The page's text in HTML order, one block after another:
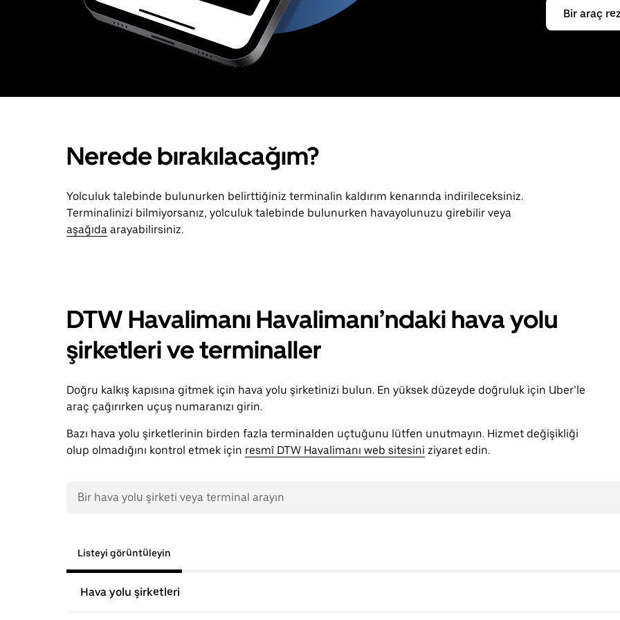
Bir araç
Nerede bırakılacağım?
Yolculuk talebinde bulunurken belirttiğiniz terminalin kaldırım kenarında indirileceksiniz.
Terminalinizi bilmiyorsanız, yolculuk talebinde bulunurken havayolunuzu girebilir veya
aşağıda arayabilirsiniz.
DTW Havalimanı Havalimanı’ndaki hava yolu
şirketleri ve terminaller
Doğru kalkış kapısına gitmek için hava yolu şirketinizi bulun. En yüksek düzeyde doğruluk için Uber’le
araç çağırırken uçuş numaranızı girin.
Bazı hava yolu şirketlerinin birden fazla terminalden uçtuğunu lütfen unutmayın. Hizmet değişikliği
olup olmadığını kontrol etmek için resmî DTW Havalimanı web sitesini ziyaret edin.
Listeyi görüntüleyin
Hava yolu şirketleri